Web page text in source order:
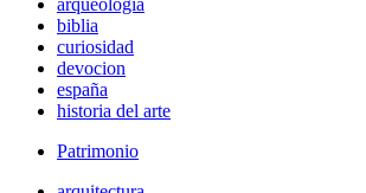
arqueologia
biblia
curiosidad
devocion
españa
historia del arte
Patrimonio